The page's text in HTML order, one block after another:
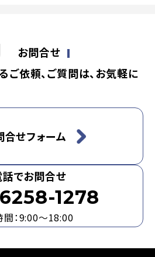
お問合せ
ご依頼、ご質問は、お気軽に
合せフォーム
でお問合せ
1278
間：9:00～18:00